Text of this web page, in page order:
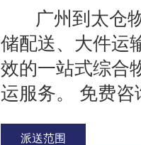
广州到太仓物
储配送、大件运
效的一站式综合
运服务。 免费咨
派送范围